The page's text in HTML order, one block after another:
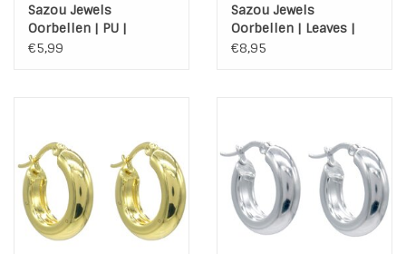
Sazou Jewels
Oorbellen | PU |
Glitters | Luipaard |
€5,99
Sazou Jewels
Oorbellen | Leaves |
luipaard | Stainless
€8,95